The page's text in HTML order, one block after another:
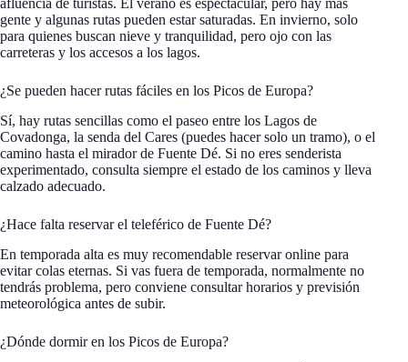
afluencia de turistas. El verano es espectacular, pero hay más
gente y algunas rutas pueden estar saturadas. En invierno, solo
para quienes buscan nieve y tranquilidad, pero ojo con las
carreteras y los accesos a los lagos.
¿Se pueden hacer rutas fáciles en los Picos de Europa?
Sí, hay rutas sencillas como el paseo entre los Lagos de
Covadonga, la senda del Cares (puedes hacer solo un tramo), o el
camino hasta el mirador de Fuente Dé. Si no eres senderista
experimentado, consulta siempre el estado de los caminos y lleva
calzado adecuado.
¿Hace falta reservar el teleférico de Fuente Dé?
En temporada alta es muy recomendable reservar online para
evitar colas eternas. Si vas fuera de temporada, normalmente no
tendrás problema, pero conviene consultar horarios y previsión
meteorológica antes de subir.
¿Dónde dormir en los Picos de Europa?